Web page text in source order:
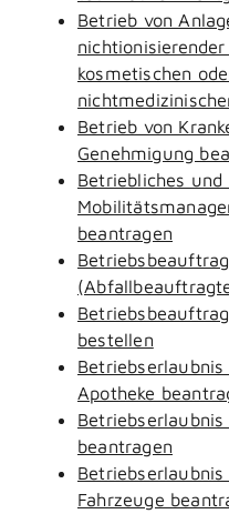
Betrieb von
kosmetischen
Betrieb von
Genehmigung
Betriebliches und
beantragen
bestellen
Apotheke
beantragen
Fahrzeuge